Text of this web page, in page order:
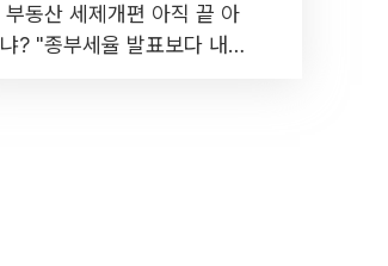
부동산 세제개편 아직 끝 아
냐? "종부세율 발표보다 내릴